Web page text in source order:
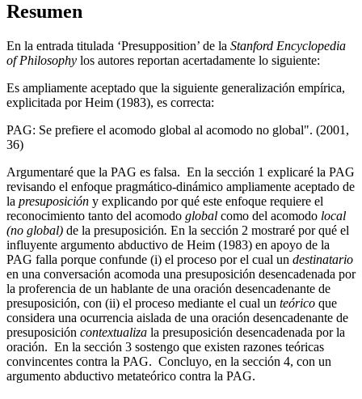
Resumen
En la entrada titulada ‘Presupposition’ de la Stanford Encyclopedia
of Philosophy los autores reportan acertadamente lo siguiente:
Es ampliamente aceptado que la siguiente generalización empírica,
explicitada por Heim (1983), es correcta:
PAG: Se prefiere el acomodo global al acomodo no global". (2001,
36)
Argumentaré que la PAG es falsa. En la sección 1 explicaré la PAG
revisando el enfoque pragmático-dinámico ampliamente aceptado de
la presuposición y explicando por qué este enfoque requiere el
reconocimiento tanto del acomodo global como del acomodo local
(no global) de la presuposición. En la sección 2 mostraré por qué el
influyente argumento abductivo de Heim (1983) en apoyo de la
PAG falla porque confunde (i) el proceso por el cual un destinatario
en una conversación acomoda una presuposición desencadenada por
la proferencia de un hablante de una oración desencadenante de
presuposición, con (ii) el proceso mediante el cual un teórico que
considera una ocurrencia aislada de una oración desencadenante de
presuposición contextualiza la presuposición desencadenada por la
oración. En la sección 3 sostengo que existen razones teóricas
convincentes contra la PAG. Concluyo, en la sección 4, con un
argumento abductivo metateórico contra la PAG.